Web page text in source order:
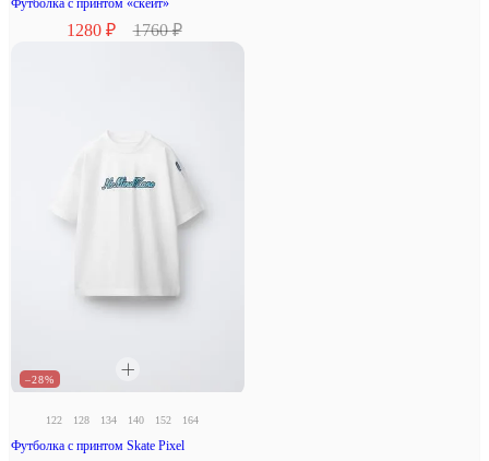
1280 ₽ 1760 ₽
–28%
122 128 134 140 152 164
Футболка с принтом Skate Pixel